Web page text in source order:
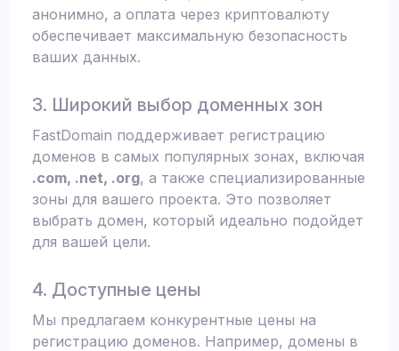
анонимно, а оплата через криптовалюту
обеспечивает максимальную безопасность
ваших данных.
3. Широкий выбор доменных зон
FastDomain поддерживает регистрацию
доменов в самых популярных зонах, включая
.com, .net, .org, а также специализированные
зоны для вашего проекта. Это позволяет
выбрать домен, который идеально подойдет
для вашей цели.
4. Доступные цены
Мы предлагаем конкурентные цены на
регистрацию доменов. Например, домены в